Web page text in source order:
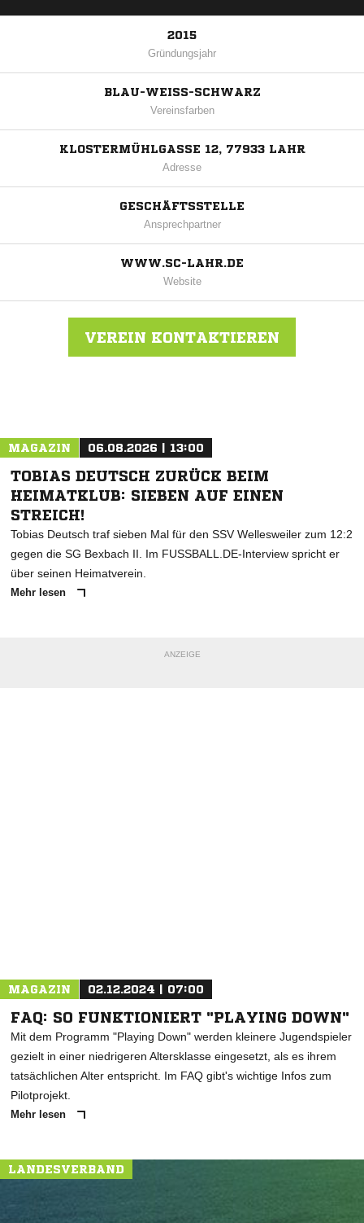
2015
Gründungsjahr
BLAU-WEISS-SCHWARZ
Vereinsfarben
KLOSTERMÜHLGASSE 12, 77933 LAHR
Adresse
GESCHÄFTSSTELLE
Ansprechpartner
WWW.SC-LAHR.DE
Website
VEREIN KONTAKTIEREN
MAGAZIN 06.08.2026 | 13:00
TOBIAS DEUTSCH ZURÜCK BEIM
HEIMATKLUB: SIEBEN AUF EINEN
STREICH!
Tobias Deutsch traf sieben Mal für den SSV Wellesweiler zum 12:2
gegen die SG Bexbach II. Im FUSSBALL.DE-Interview spricht er
über seinen Heimatverein.
Mehr lesen
ANZEIGE
MAGAZIN 02.12.2024 | 07:00
FAQ: SO FUNKTIONIERT "PLAYING DOWN"
Mit dem Programm "Playing Down" werden kleinere Jugendspieler
gezielt in einer niedrigeren Altersklasse eingesetzt, als es ihrem
tatsächlichen Alter entspricht. Im FAQ gibt's wichtige Infos zum
Pilotprojekt.
Mehr lesen
LANDESVERBAND